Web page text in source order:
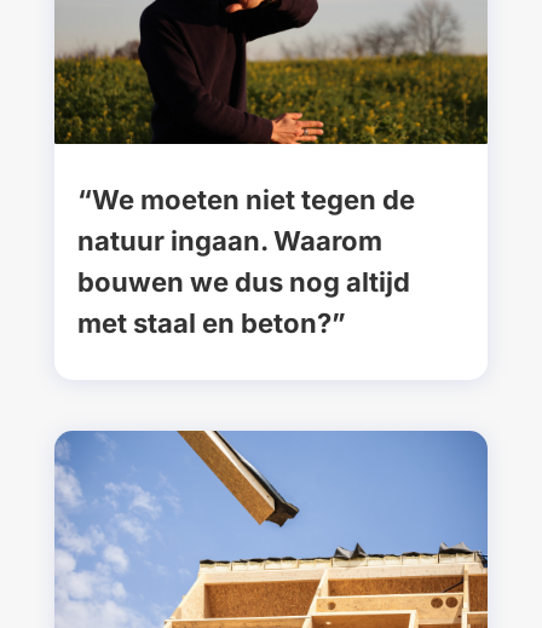
“We moeten niet tegen de
natuur ingaan. Waarom
bouwen we dus nog altijd
met staal en beton?”